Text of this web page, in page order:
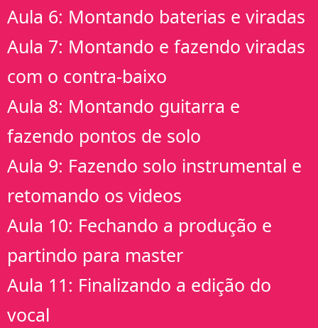
Aula 6: Montando baterias e viradas
Aula 7: Montando e fazendo viradas
com o contra-baixo
Aula 8: Montando guitarra e
fazendo pontos de solo
Aula 9: Fazendo solo instrumental e
retomando os videos
Aula 10: Fechando a produção e
partindo para master
Aula 11: Finalizando a edição do
vocal